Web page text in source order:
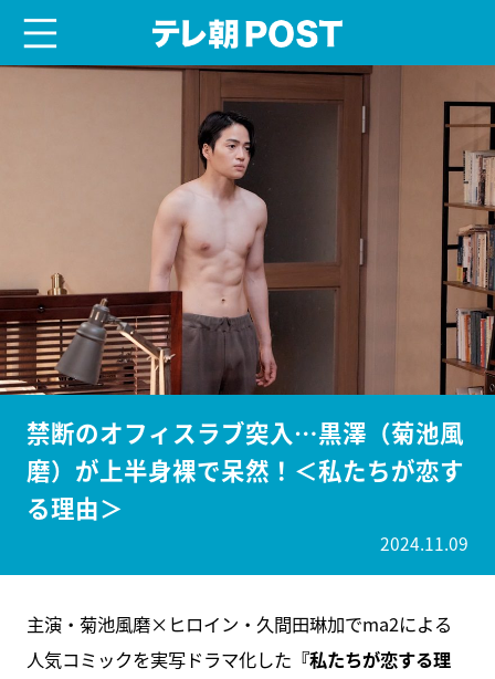
禁断のオフィスラブ突入…黒澤（菊池風
磨）が上半身裸で呆然！＜私たちが恋す
る理由＞
2024.11.09
主演・菊池風磨×ヒロイン・久間田琳加でma2による
人気コミックを実写ドラマ化した 『私たちが恋する理